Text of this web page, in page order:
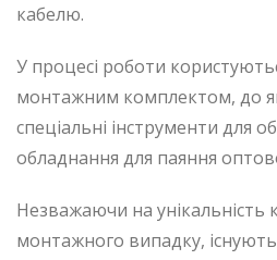
кабелю.
У процесі роботи
монтажним комплектом, до
спеціальні інструменти для
обладнання для паяння
Незважаючи на унікальність
монтажного випадку,